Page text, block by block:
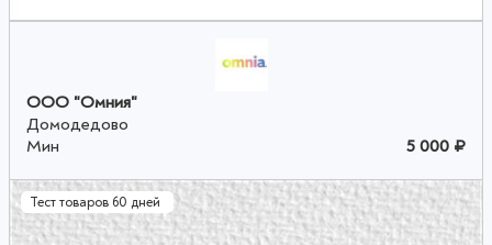
ООО "Омния"
Домодедово
Мин
5 000 ₽
Тест товаров 60 дней